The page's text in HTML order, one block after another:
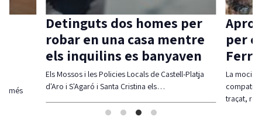
més
Detinguts dos homes per
robar en una casa mentre
els inquilins es banyaven
Els Mossos i les Policies Locals de Castell-Platja
d'Aro i S'Agaró i Santa Cristina els…
per
La moció
traçat,